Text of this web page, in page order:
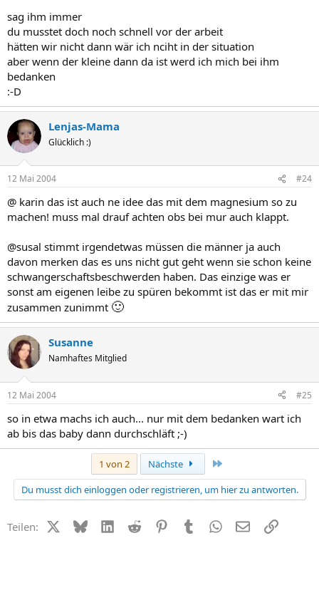
sag ihm immer
du musstet doch noch schnell vor der arbeit
hätten wir nicht dann wär ich nciht in der situation
aber wenn der kleine dann da ist werd ich mich bei ihm
bedanken
:-D
Lenjas-Mama
Glücklich :)
12 Mai 2004 #24
@ karin das ist auch ne idee das mit dem magnesium so zu
machen! muss mal drauf achten obs bei mur auch klappt.
@susal stimmt irgendetwas müssen die männer ja auch
davon merken das es uns nicht gut geht wenn sie schon keine
schwangerschaftsbeschwerden haben. Das einzige was er
sonst am eigenen leibe zu spüren bekommt ist das er mit mir
zusammen zunimmt 🙂
Susanne
Namhaftes Mitglied
12 Mai 2004 #25
so in etwa machs ich auch... nur mit dem bedanken wart ich
ab bis das baby dann durchschläft ;-)
1 von 2 Nächste
Du musst dich einloggen oder registrieren, um hier zu antworten.
Teilen: X (Twitter)
BlueskyLinkedIn
Reddit PinterestTumblr WhatsApp
E-MailLink